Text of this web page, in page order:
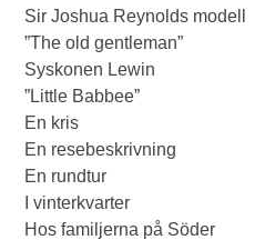
Sir Joshua Reynolds modell
”The old gentleman”
Syskonen Lewin
”Little Babbee”
En kris
En resebeskrivning
En rundtur
I vinterkvarter
Hos familjerna på Söder